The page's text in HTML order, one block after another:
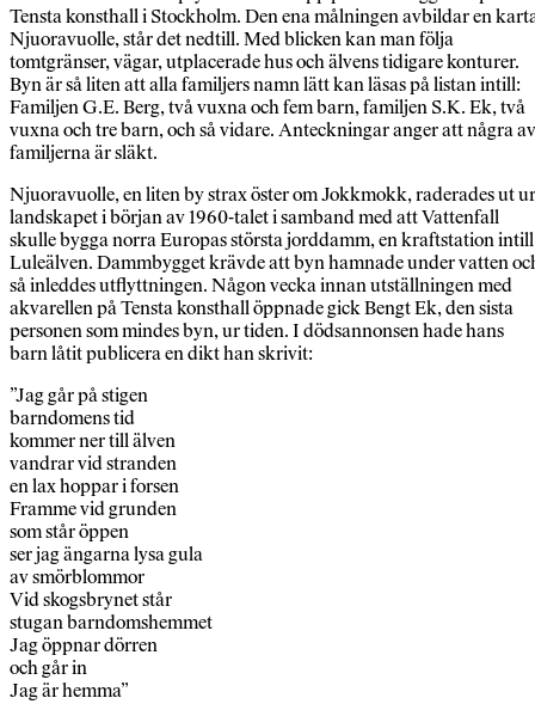
Tensta konsthall i Stockholm. Den ena målningen avbildar en
Njuoravuolle, står det nedtill. Med blicken kan man följa
tomtgränser, vägar, utplacerade hus och älvens tidigare konturer.
Byn är så liten att alla familjers namn lätt kan läsas på listan intill:
Familjen G.E. Berg, två vuxna och fem barn, familjen S.K. Ek, två
vuxna och tre barn, och så vidare. Anteckningar anger att några av
familjerna är släkt.
Njuoravuolle, en liten by strax öster om Jokkmokk, raderades ut ur
landskapet i början av 1960-talet i samband med att Vattenfall
skulle bygga norra Europas största jorddamm, en kraftstation intill
Luleälven. Dammbygget krävde att byn hamnade under vatten
så inleddes utflyttningen. Någon vecka innan utställningen med
akvarellen på Tensta konsthall öppnade gick Bengt Ek, den sista
personen som mindes byn, ur tiden. I dödsannonsen hade hans
barn låtit publicera en dikt han skrivit:
”Jag går på stigen
barndomens tid
kommer ner till älven
vandrar vid stranden
en lax hoppar i forsen
Framme vid grunden
som står öppen
ser jag ängarna lysa gula
av smörblommor
Vid skogsbrynet står
stugan barndomshemmet
Jag öppnar dörren
och går in
Jag är hemma”